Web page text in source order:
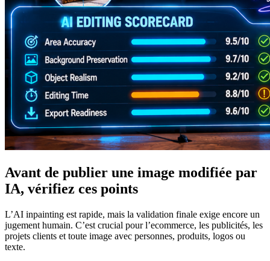
Avant de publier une image modifiée par
IA, vérifiez ces points
L’AI inpainting est rapide, mais la validation finale exige encore un
jugement humain. C’est crucial pour l’ecommerce, les publicités, les
projets clients et toute image avec personnes, produits, logos ou
texte.